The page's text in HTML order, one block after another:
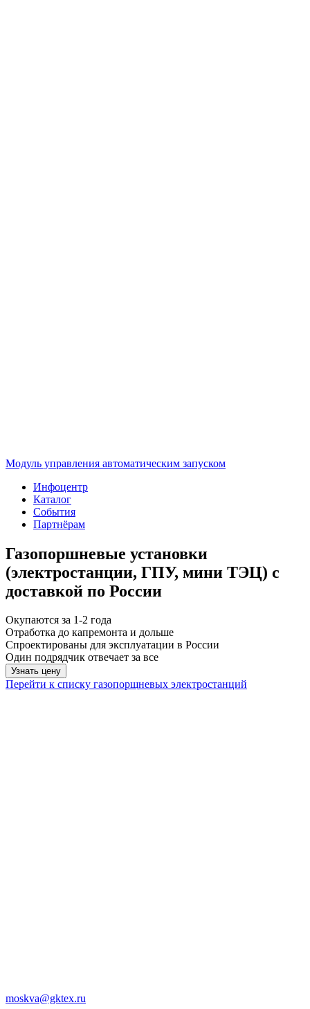
Модуль управления автоматическим запуском
Инфоцентр
Каталог
События
Партнёрам
Газопоршневые установки
(электростанции, ГПУ, мини ТЭЦ) с
доставкой по России
Окупаются за 1-2 года
Отработка до капремонта и дольше
Спроектированы для эксплуатации в России
Один подрядчик отвечает за все
Узнать цену
Перейти к списку газопорщневых электростанций
moskva@gktex.ru